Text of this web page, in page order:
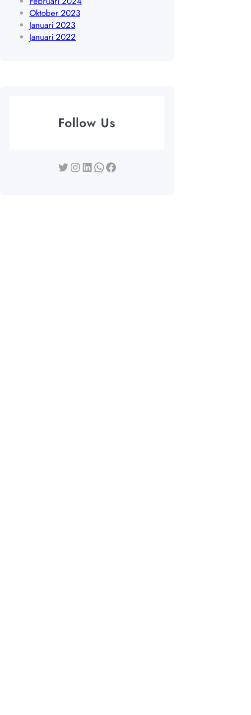
Oktober 2023
Januari 2023
Januari 2022
Follow Us
Twitter Instagram LinkedIn WhatsApp Facebook